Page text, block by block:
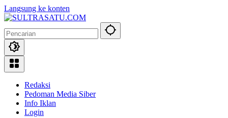
Langsung ke konten
Redaksi
Pedoman Media Siber
Info Iklan
Login